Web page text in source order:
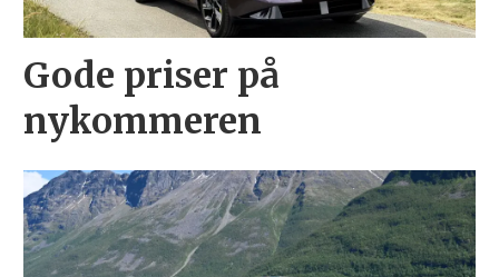
Gode priser på
nykommeren